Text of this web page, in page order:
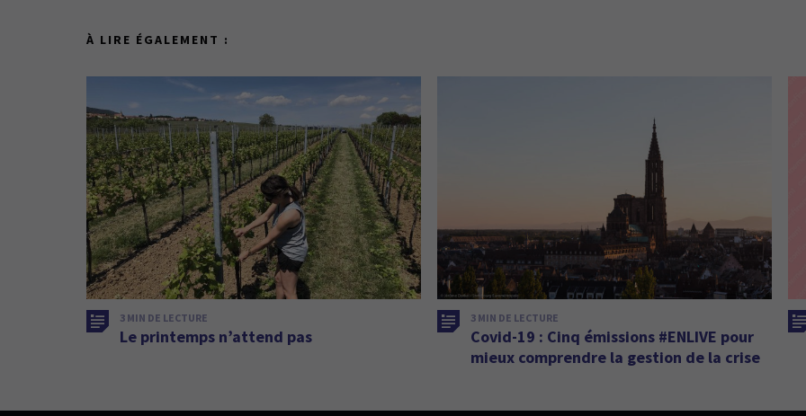
À LIRE ÉGALEMENT :
3 MIN DE LECTURE
Le printemps n’attend pas
3 MIN DE LECTURE
Covid-19 : Cinq émissions #ENLIVE pour
mieux comprendre la gestion de la crise